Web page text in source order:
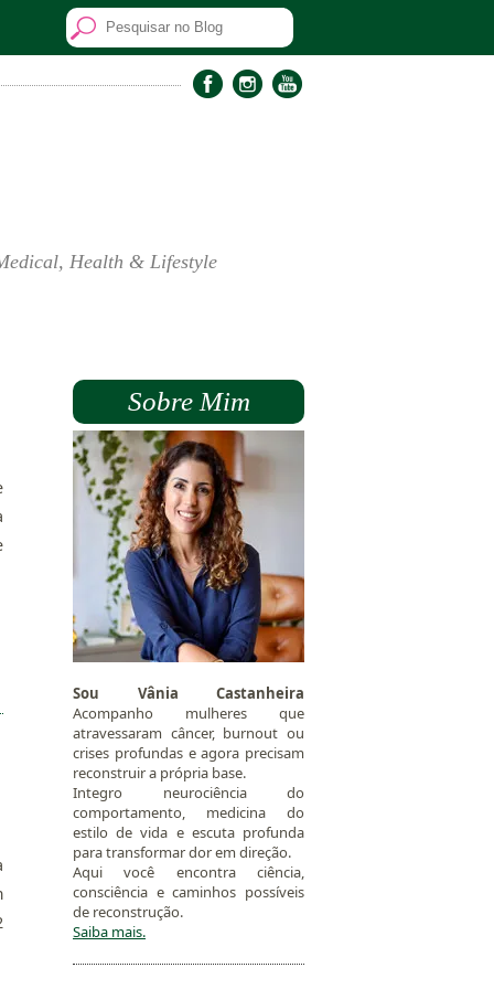
Health & Lifestyle
Sobre Mim
Sou Vânia Castanheira
Acompanho mulheres que
atravessaram câncer, burnout ou
crises profundas e agora precisam
reconstruir a própria base.
Integro neurociência do
comportamento, medicina do
estilo de vida e escuta profunda
para transformar dor em direção.
Aqui você encontra ciência,
consciência e caminhos possíveis
de reconstrução.
Saiba mais.